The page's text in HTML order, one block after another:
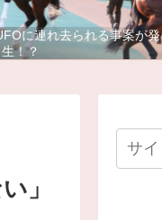
に連れ去られる事案が発
生！？
」